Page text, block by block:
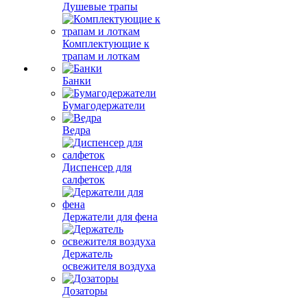
Душевые трапы
Комплектующие к
трапам и лоткам
Банки
Бумагодержатели
Ведра
Диспенсер для
салфеток
Держатели для фена
Держатель
освежителя воздуха
Дозаторы